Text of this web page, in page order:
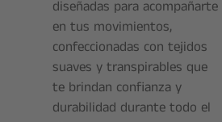
diseñadas para acompañarte
en tus movimientos,
confeccionadas con tejidos
suaves y transpirables que
te brindan confianza y
durabilidad durante todo el